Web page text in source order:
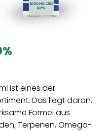
ist eines der
Das liegt daran,
Formel aus
Terpenen, Omega-